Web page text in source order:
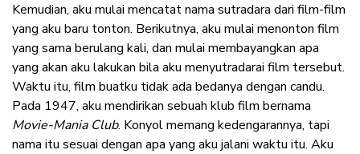
Kemudian, aku mulai mencatat nama sutradara dari film-film
yang aku baru tonton. Berikutnya, aku mulai menonton film
yang sama berulang kali, dan mulai membayangkan apa
yang akan aku lakukan bila aku menyutradarai film tersebut.
Waktu itu, film buatku tidak ada bedanya dengan candu.
Pada 1947, aku mendirikan sebuah klub film bernama
Movie-Mania Club. Konyol memang kedengarannya, tapi
nama itu sesuai dengan apa yang aku jalani waktu itu. Aku